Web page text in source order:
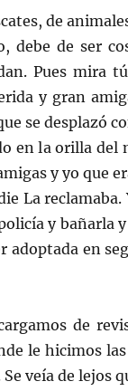
de
debe de ser
Pues mira
y gran
se desplazó
en la orilla del
y yo que
La
y bañarla
adoptada en
de
le hicimos
veía de lejos